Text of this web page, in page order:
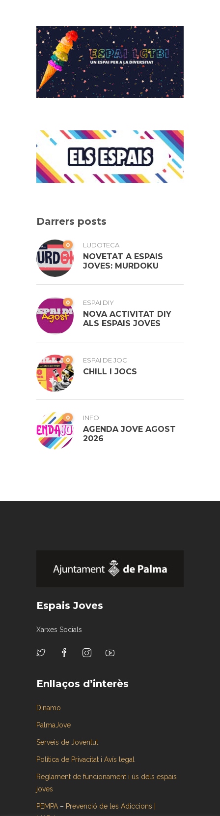
Darrers posts
0 LUDOTECA
NOVETAT A ESPAIS
JOVES: MURDOKU
0 ESPAI DIY
NOVA ACTIVITAT DIY
ALS ESPAIS JOVES
0 ESPAI DE JOC
CHILL I JOCS
0 INFO
AGENDA JOVE AGOST
2026
Espais Joves
Xarxes Socials
Enllaços d’interès
Dinamo
PalmaJove
Serveis de Joventut
Política de Privacitat i Avís legal
Reglament de funcionament i ús dels espais
joves
PEMPA – Prevenció de les Adiccions |